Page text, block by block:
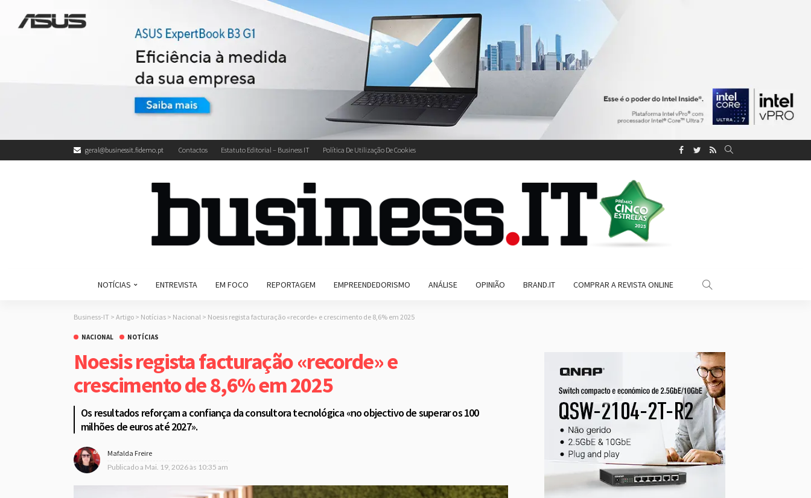
geral@businessit.fidemo.pt Contactos Estatuto Editorial – Business IT Política De Utilização De Cookies
NOTÍCIAS ENTREVISTA EM FOCO REPORTAGEM EMPREENDEDORISMO ANÁLISE OPINIÃO BRAND.IT COMPRAR A REVISTA ONLINE
Business-IT > Artigo > Notícias > Nacional > Noesis regista facturação «recorde» e crescimento de 8,6% em 2025
NACIONAL NOTÍCIAS
Noesis regista facturação «recorde» e
crescimento de 8,6% em 2025
Os resultados reforçam a confiança da consultora tecnológica «no objectivo de superar os 100
milhões de euros até 2027».
Mafalda Freire
Publicado a Mai. 19, 2026 às 10:35 am